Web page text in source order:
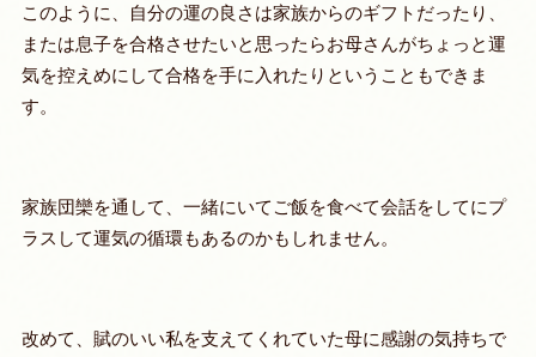
このように、自分の運の良さは家族からのギフトだったり、
または息子を合格させたいと思ったらお母さんがちょっと運
気を控えめにして合格を手に入れたりということもできま
す。
家族団欒を通して、一緒にいてご飯を食べて会話をしてにプ
ラスして運気の循環もあるのかもしれません。
改めて、賦のいい私を支えてくれていた母に感謝の気持ちで